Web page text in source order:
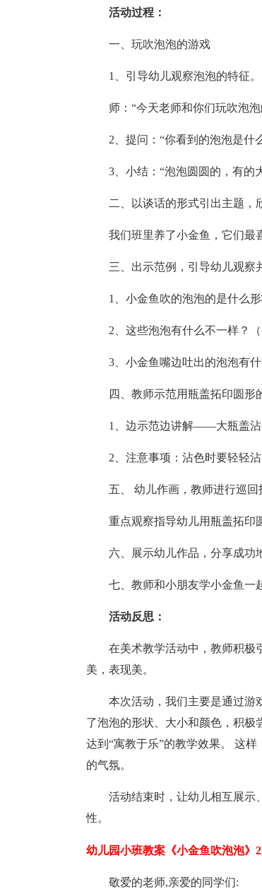
活动过程：
一、玩吹泡泡的游戏
1、引导幼儿观察泡泡的特征。
师：“今天老师和你们玩吹泡
2、提问：“你看到的泡泡是什
3、小结：“泡泡圆圆的，有的
二、以谈话的形式引出主题，
我们班里养了小金鱼，它们最
三、出示范例，引导幼儿观察
1、小金鱼吹的泡泡的是什么
2、这些泡泡有什么不一样？
3、小金鱼嘴边吐出的泡泡有
四、教师示范用瓶盖拓印圆形
1、边示范边讲解——大瓶盖沾
2、注意事项：沾色时要轻轻
五、 幼儿作画，教师进行巡回
重点观察指导幼儿用瓶盖拓印
六、展示幼儿作品，分享成功
七、教师和小朋友学小金鱼一
活动反思：
在美术教学活动中，教师积极
美，表现美。
本次活动，我们主要是通过游
了泡泡的形状、大小和颜色，积极
达到“寓教于乐”的教学效果。 这
的气氛。
活动结束时，让幼儿相互展示
性。
幼儿园小班教案《小金鱼吹泡泡》2
敬爱的老师,亲爱的同学们: